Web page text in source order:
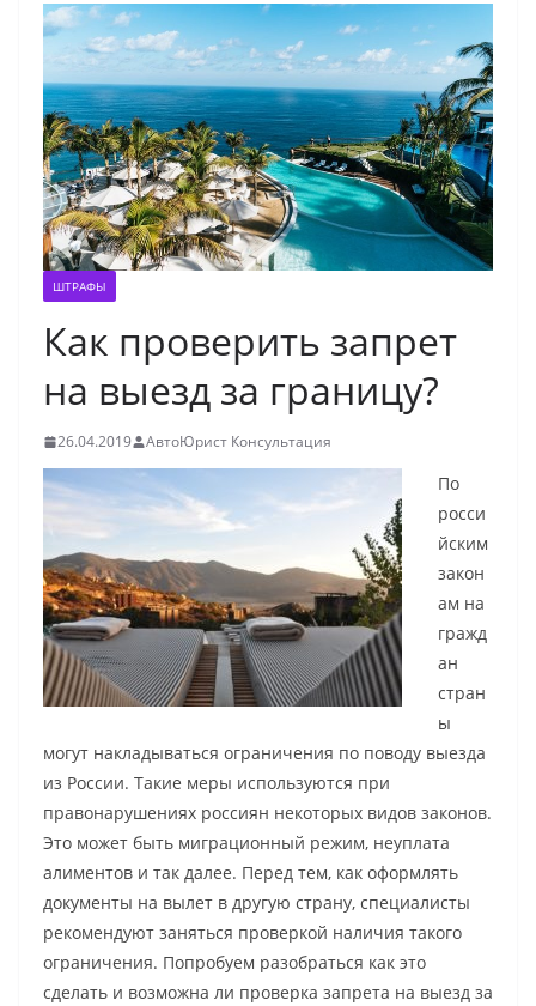
ШТРАФЫ
Как проверить запрет
на выезд за границу?
26.04.2019 АвтоЮрист Консультация
По
росси
йским
закон
ам на
гражд
ан
стран
ы
могут накладываться ограничения по поводу выезда
из России. Такие меры используются при
правонарушениях россиян некоторых видов законов.
Это может быть миграционный режим, неуплата
алиментов и так далее. Перед тем, как оформлять
документы на вылет в другую страну, специалисты
рекомендуют заняться проверкой наличия такого
ограничения. Попробуем разобраться как это
сделать и возможна ли проверка запрета на выезд за